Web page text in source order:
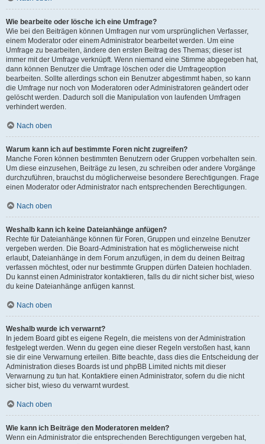
Wie bearbeite oder lösche ich eine Umfrage?
Wie bei den Beiträgen können Umfragen nur vom ursprünglichen Verfasser,
einem Moderator oder einem Administrator bearbeitet werden. Um eine
Umfrage zu bearbeiten, ändere den ersten Beitrag des Themas; dieser ist
immer mit der Umfrage verknüpft. Wenn niemand eine Stimme abgegeben hat,
dann können Benutzer die Umfrage löschen oder die Umfrageoption
bearbeiten. Sollte allerdings schon ein Benutzer abgestimmt haben, so kann
die Umfrage nur noch von Moderatoren oder Administratoren geändert oder
gelöscht werden. Dadurch soll die Manipulation von laufenden Umfragen
verhindert werden.
Nach oben
Warum kann ich auf bestimmte Foren nicht zugreifen?
Manche Foren können bestimmten Benutzern oder Gruppen vorbehalten sein.
Um diese einzusehen, Beiträge zu lesen, zu schreiben oder andere Vorgänge
durchzuführen, brauchst du möglicherweise besondere Berechtigungen. Frage
einen Moderator oder Administrator nach entsprechenden Berechtigungen.
Nach oben
Weshalb kann ich keine Dateianhänge anfügen?
Rechte für Dateianhänge können für Foren, Gruppen und einzelne Benutzer
vergeben werden. Die Board-Administration hat es möglicherweise nicht
erlaubt, Dateianhänge in dem Forum anzufügen, in dem du deinen Beitrag
verfassen möchtest, oder nur bestimmte Gruppen dürfen Dateien hochladen.
Du kannst einen Administrator kontaktieren, falls du dir nicht sicher bist, wieso
du keine Dateianhänge anfügen kannst.
Nach oben
Weshalb wurde ich verwarnt?
In jedem Board gibt es eigene Regeln, die meistens von der Administration
festgelegt werden. Wenn du gegen eine dieser Regeln verstoßen hast, kann
sie dir eine Verwarnung erteilen. Bitte beachte, dass dies die Entscheidung der
Administration dieses Boards ist und phpBB Limited nichts mit dieser
Verwarnung zu tun hat. Kontaktiere einen Administrator, sofern du die nicht
sicher bist, wieso du verwarnt wurdest.
Nach oben
Wie kann ich Beiträge den Moderatoren melden?
Wenn ein Administrator die entsprechenden Berechtigungen vergeben hat,